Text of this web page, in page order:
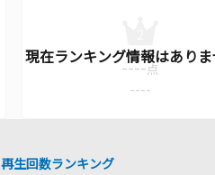
---- 点
----
再生回数ランキング